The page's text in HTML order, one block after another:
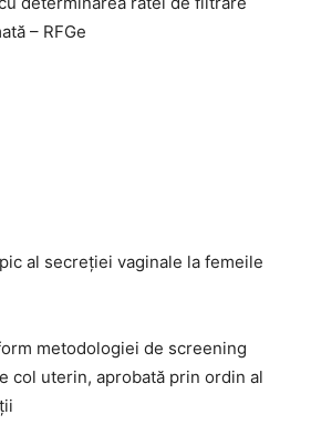
– RFGe
al secreției vaginale la femeile
metodologiei de screening
col uterin, aprobată prin ordin al